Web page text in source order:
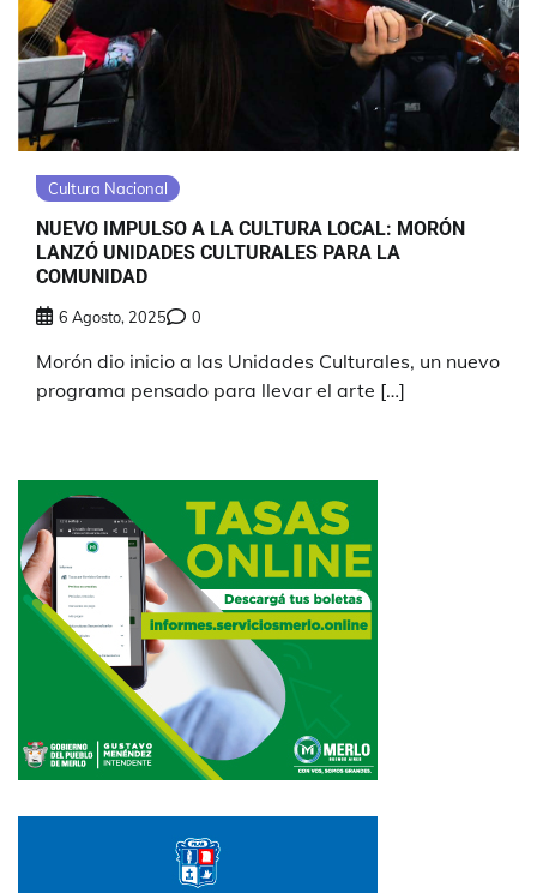
Cultura Nacional
NUEVO IMPULSO A LA CULTURA LOCAL: MORÓN
LANZÓ UNIDADES CULTURALES PARA LA
COMUNIDAD
6 Agosto, 2025 0
Morón dio inicio a las Unidades Culturales, un nuevo
programa pensado para llevar el arte […]